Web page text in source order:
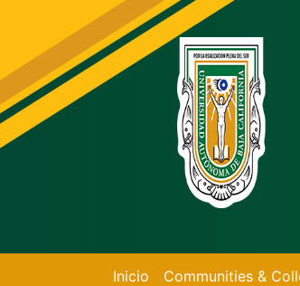
Inicio Communities &